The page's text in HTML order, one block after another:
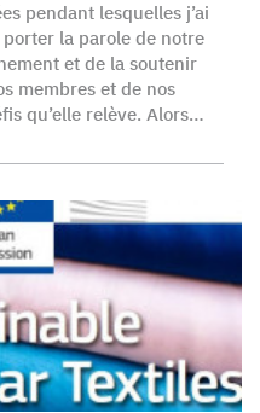
pendant lesquelles j’ai
la parole de notre
et de la soutenir
membres et de nos
qu’elle relève. Alors…